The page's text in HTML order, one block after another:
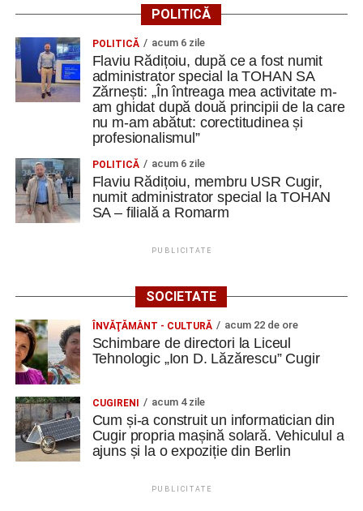
2026. AJOFM Alba a publicat lista posturilor
vacante
Debut în Liga Elitelor pentru echipele de juniori U13
și U14 de la Metalurgistul Cugir
Ursoaică și doi pui, semnalați în zona Dumbrava din
Cugir. A fost emis mesaj RO-ALERT
Facebook Messenger WhatsApp
POLITICĂ
POLITICĂ acum 6 zile
Flaviu Rădițoiu, după ce a fost numit
administrator special la TOHAN SA
Zărnești: „În întreaga mea activitate m-
am ghidat după două principii de la care
nu m-am abătut: corectitudinea și
profesionalismul”
POLITICĂ acum 6 zile
Flaviu Rădițoiu, membru USR Cugir,
numit administrator special la TOHAN
SA – filială a Romarm
PUBLICITATE
SOCIETATE
ÎNVĂŢĂMÂNT - CULTURĂ acum 22 de ore
Schimbare de directori la Liceul
Tehnologic „Ion D. Lăzărescu” Cugir
CUGIRENI acum 4 zile
Cum și-a construit un informatician din
Cugir propria mașină solară. Vehiculul a
ajuns și la o expoziție din Berlin
PUBLICITATE